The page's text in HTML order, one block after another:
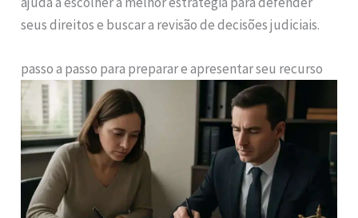
seus direitos e buscar a revisão de decisões judiciais.
passo a passo para preparar e apresentar seu recurso